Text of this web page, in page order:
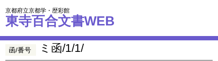
京都府立京都学・歴彩館
東寺百合文書WEB
函/番号 ミ函/1/1/